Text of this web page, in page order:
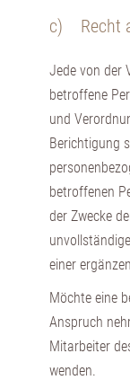
c) Recht
Jede von der
betroffene
und
Berichtigung
betroffenen
der Zwecke
einer
Möchte eine
Anspruch
Mitarbeiter
wenden.